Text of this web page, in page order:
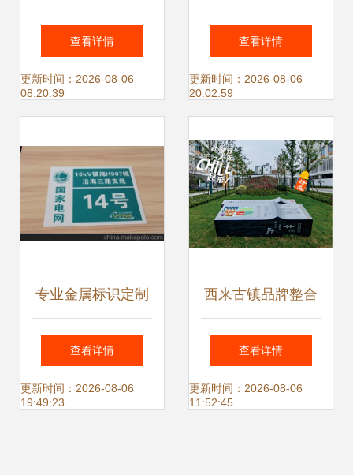
射”安全标志牌与警
告标贴产品详解
查看详情
更新时间：2026-08-06
08:20:39
中的无声向导与品
牌名片
查看详情
更新时间：2026-08-06
20:02:59
专业金属标识定制
专家——宁波艾迪
柯传媒科技产品概
查看详情
更新时间：2026-08-06
19:49:23
西来古镇品牌整合
以独创意导视系统
与VI设计焕发古镇
查看详情
更新时间：2026-08-06
11:52:45